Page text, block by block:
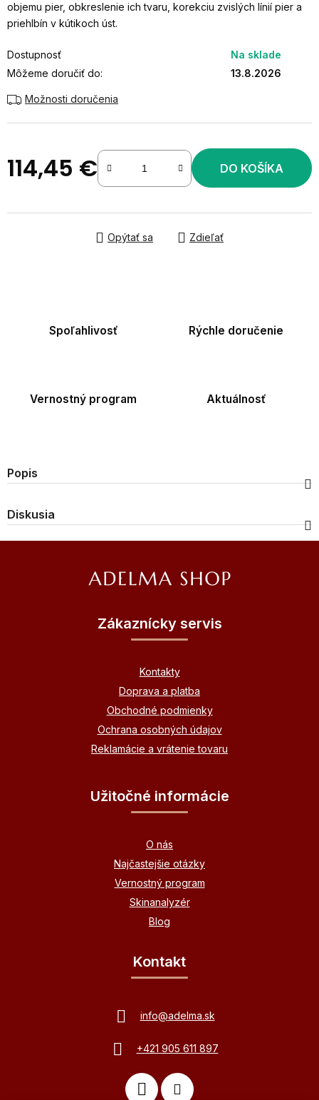
objemu pier, obkreslenie ich tvaru, korekciu zvislých línií pier a
priehlbín v kútikoch úst.
Dostupnosť
Na sklade
Môžeme doručiť do:
13.8.2026
Možnosti doručenia
114,45 € DO KOŠÍKA
Opýtať sa Zdieľať
Spoľahlivosť Rýchle doručenie
Vernostný program Aktuálnosť
Popis
Diskusia
Zákaznícky servis
Kontakty
Doprava a platba
Obchodné podmienky
Ochrana osobných údajov
Reklamácie a vrátenie tovaru
Užitočné informácie
O nás
Najčastejšie otázky
Vernostný program
Skinanalyzér
Blog
Kontakt
info@adelma.sk
+421 905 611 897